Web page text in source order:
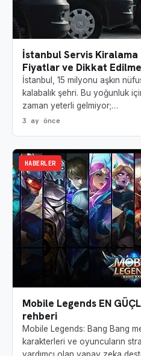
İstanbul Servis Kiralama
Fiyatlar ve Dikkat
İstanbul, 15 milyonu aşkın
kalabalık şehri. Bu yoğunluk
zaman yeterli gelmiyor;…
3 ay önce
HABERLER
Mobile Legends EN
rehberi
Mobile Legends: Bang Bang
karakterleri ve oyuncuların